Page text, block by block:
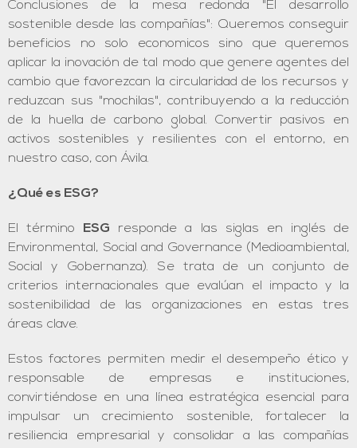
Conclusiones de la mesa redonda "El desarrollo
sostenible desde las compañías": Queremos conseguir
beneficios no solo economicos sino que queremos
aplicar la inovación de tal modo que genere agentes del
cambio que favorezcan la circularidad de los recursos y
reduzcan sus "mochilas", contribuyendo a la reducción
de la huella de carbono global. Convertir pasivos en
activos sostenibles y resilientes con el entorno, en
nuestro caso, con Ávila.
¿Qué es ESG?
El término ESG responde a las siglas en inglés de
Environmental, Social and Governance (Medioambiental,
Social y Gobernanza). Se trata de un conjunto de
criterios internacionales que evalúan el impacto y la
sostenibilidad de las organizaciones en estas tres
áreas clave.
Estos factores permiten medir el desempeño ético y
responsable de empresas e instituciones,
convirtiéndose en una línea estratégica esencial para
impulsar un crecimiento sostenible, fortalecer la
resiliencia empresarial y consolidar a las compañías